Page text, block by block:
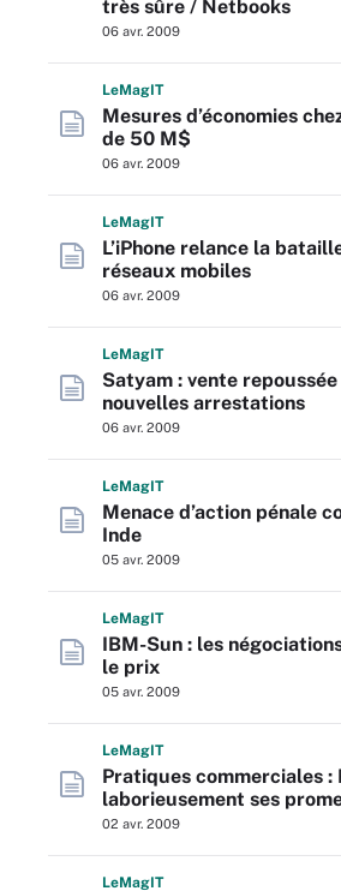
très sûre / Netbooks
06 avr. 2009
LeMagIT
Mesures d’économies
de 50 M$
06 avr. 2009
LeMagIT
L’iPhone relance la
réseaux mobiles
06 avr. 2009
LeMagIT
Satyam : vente
nouvelles arrestations
06 avr. 2009
LeMagIT
Menace d’action pénale
Inde
05 avr. 2009
LeMagIT
IBM-Sun : les
le prix
05 avr. 2009
LeMagIT
Pratiques commerciales :
laborieusement ses
02 avr. 2009
LeMagIT